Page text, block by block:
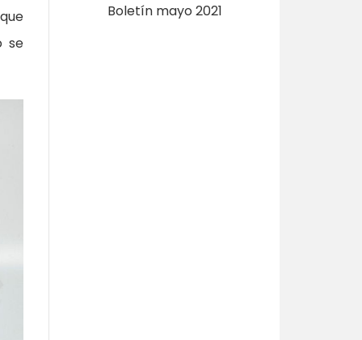
se
Boletín mayo 2021